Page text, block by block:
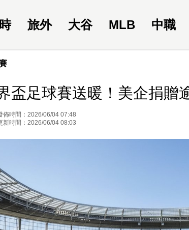
旅外 大谷 MLB 中職
盃足球賽送暖！美企捐贈
佈時間：2026/06/04 07:48
新時間：2026/06/04 08:03